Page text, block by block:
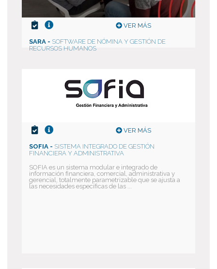
VER MÁS
SARA - SOFTWARE DE NÓMINA Y GESTIÓN DE
RECURSOS HUMANOS
VER MÁS
SOFIA - SISTEMA INTEGRADO DE GESTIÓN
FINANCIERA Y ADMINISTRATIVA
SOFIA es un sistema modular e integrado de
información financiera, comercial, administrativa y
gerencial, totalmente parametrizable que se ajusta a
las necesidades específicas de las ...